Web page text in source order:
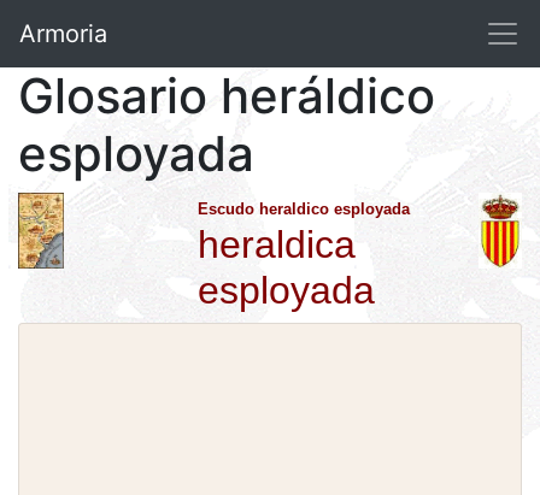
Armoria
Glosario heráldico
esployada
Escudo heraldico esployada
heraldica
esployada